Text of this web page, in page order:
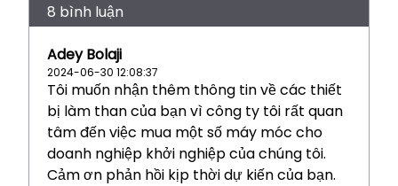
8 bình luận
Adey Bolaji
2024-06-30 12:08:37
Tôi muốn nhận thêm thông tin về các thiết
bị làm than của bạn vì công ty tôi rất quan
tâm đến việc mua một số máy móc cho
doanh nghiệp khởi nghiệp của chúng tôi.
Cảm ơn phản hồi kịp thời dự kiến của bạn.